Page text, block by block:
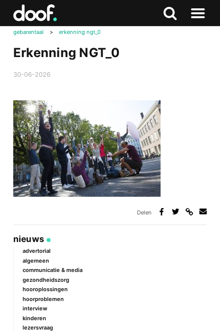
Zoeken
Naar
gebarentaal > erkenning ngt_0
Erkenning NGT_0
30-06-2026
Delen
nieuws
advertorial
algemeen
communicatie & media
gezondheidszorg
hooroplossingen
hoorproblemen
interview
kinderen
lezersvraag
Doof.nl
Zoeken